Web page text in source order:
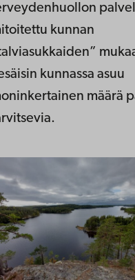
kunnan
kunnassa asuu
määrä